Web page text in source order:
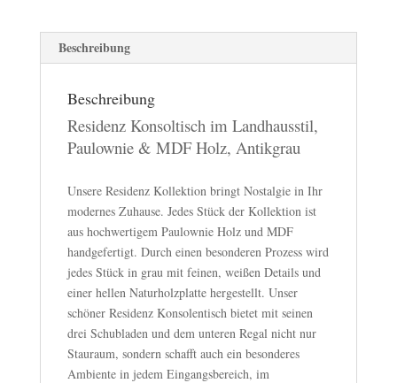
Beschreibung
Beschreibung
Residenz Konsoltisch im Landhausstil,
Paulownie & MDF Holz, Antikgrau
Unsere Residenz Kollektion bringt Nostalgie in Ihr
modernes Zuhause. Jedes Stück der Kollektion ist
aus hochwertigem Paulownie Holz und MDF
handgefertigt. Durch einen besonderen Prozess wird
jedes Stück in grau mit feinen, weißen Details und
einer hellen Naturholzplatte hergestellt. Unser
schöner Residenz Konsolentisch bietet mit seinen
drei Schubladen und dem unteren Regal nicht nur
Stauraum, sondern schafft auch ein besonderes
Ambiente in jedem Eingangsbereich, im